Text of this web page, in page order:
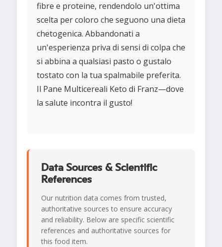
fibre e proteine, rendendolo un'ottima
scelta per coloro che seguono una dieta
chetogenica. Abbandonati a
un'esperienza priva di sensi di colpa che
si abbina a qualsiasi pasto o gustalo
tostato con la tua spalmabile preferita.
Il Pane Multicereali Keto di Franz—dove
la salute incontra il gusto!
Data Sources & Scientific
References
Our nutrition data comes from trusted,
authoritative sources to ensure accuracy
and reliability. Below are specific scientific
references and authoritative sources for
this food item.